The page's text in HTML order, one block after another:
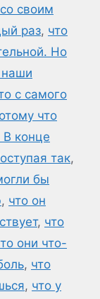
своим
раз, что
Но
с самого
что
В конце
так,
бы
, что он
, что
они что-
, что
, что у